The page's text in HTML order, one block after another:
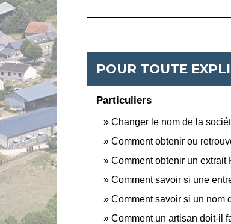
POUR TOUTE
Particuliers
Changer le nom de la
Comment obtenir ou
Comment obtenir un extrait
Comment savoir si une
Comment savoir si un nom
Comment un artisan doit-il